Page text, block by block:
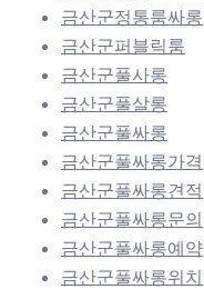
금산군정통룸싸롱
금산군퍼블릭룸
금산군풀사롱
금산군풀살롱
금산군풀싸롱
금산군풀싸롱가격
금산군풀싸롱견적
금산군풀싸롱문의
금산군풀싸롱예약
금산군풀싸롱위치